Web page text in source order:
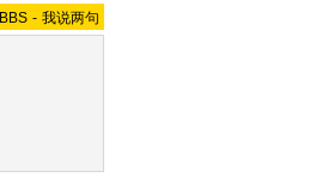
BBS - 我说两句